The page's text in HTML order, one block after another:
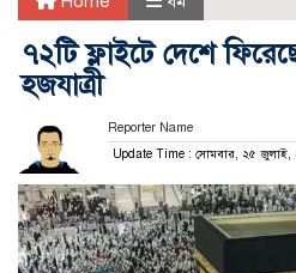
৭২টি ফ্লাইটে দেশে
হজযাত্রী
Reporter Name
Update Time : সোমবার, ২৫ জুলাই,